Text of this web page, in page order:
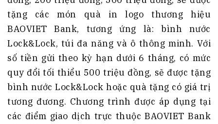
tặng các món quà in logo thương hiệu
BAOVIET Bank, tương ứng là: bình nước
Lock&Lock, túi đa năng và ô thông minh. Với
số tiền gửi theo kỳ hạn dưới 6 tháng, có mức
quy đổi tối thiểu 500 triệu đồng, sẽ được tặng
bình nước Lock&Lock hoặc quà tặng có giá trị
tương đương. Chương trình được áp dụng tại
các điểm giao dịch trực thuộc BAOVIET Bank